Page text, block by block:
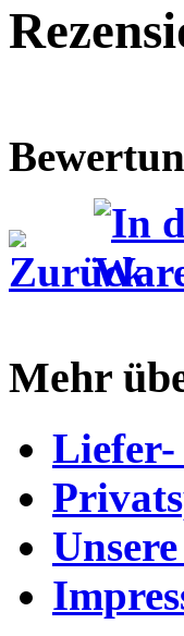
Mehr
Liefer-